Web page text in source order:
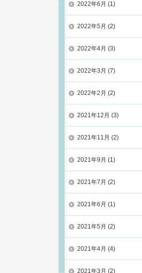
2022年6月 (1)
2022年5月 (2)
2022年4月 (3)
2022年3月 (7)
2022年2月 (2)
2021年12月 (3)
2021年11月 (2)
2021年9月 (1)
2021年7月 (2)
2021年6月 (1)
2021年5月 (2)
2021年4月 (4)
2021年3月 (2)